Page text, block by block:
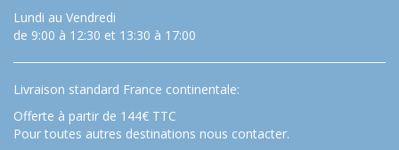
Lundi au Vendredi
de 9:00 à 12:30 et 13:30 à 17:00
Livraison standard France continentale:
Offerte à partir de 144€ TTC
Pour toutes autres destinations nous contacter.